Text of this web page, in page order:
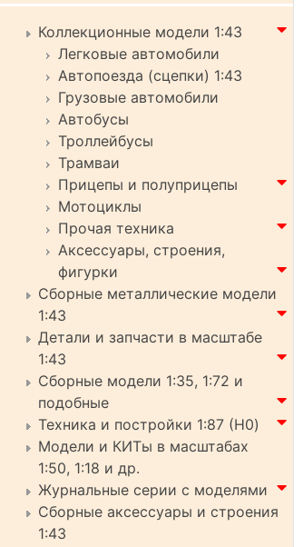
Коллекционные модели 1:43
Легковые автомобили
Автопоезда (сцепки) 1:43
Грузовые автомобили
Автобусы
Троллейбусы
Трамваи
Прицепы и полуприцепы
Мотоциклы
Прочая техника
Аксессуары, строения,
фигурки
Сборные металлические модели
1:43
Детали и запчасти в масштабе
1:43
Сборные модели 1:35, 1:72 и
подобные
Техника и постройки 1:87 (H0)
Модели и КИТы в масштабах
1:50, 1:18 и др.
Журнальные серии с моделями
Сборные аксессуары и строения
1:43